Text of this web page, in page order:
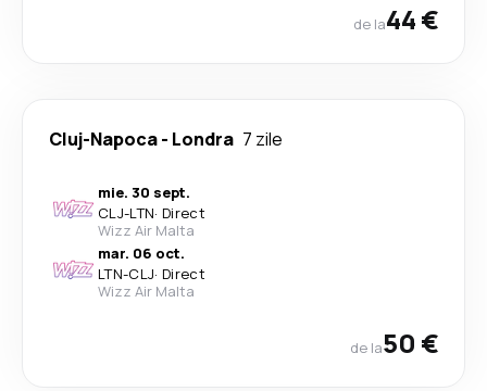
de la44 €
Cluj-Napoca- Londra 7 zile
mie. 30 sept.
CLJ-LTN· Direct
Wizz Air Malta
mar. 06 oct.
LTN-CLJ· Direct
Wizz Air Malta
de la50 €